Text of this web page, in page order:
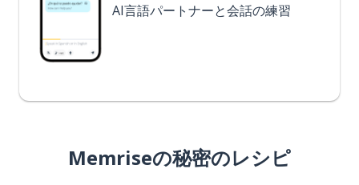
AI言語パートナーと会話の練習
Memriseの秘密のレシピ